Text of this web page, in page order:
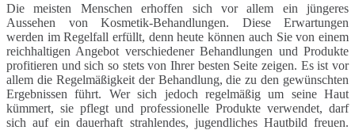
Die meisten Menschen erhoffen sich vor allem ein jüngeres
Aussehen von Kosmetik-Behandlungen. Diese Erwartungen
werden im Regelfall erfüllt, denn heute können auch Sie von einem
reichhaltigen Angebot verschiedener Behandlungen und Produkte
profitieren und sich so stets von Ihrer besten Seite zeigen. Es ist vor
allem die Regelmäßigkeit der Behandlung, die zu den gewünschten
Ergebnissen führt. Wer sich jedoch regelmäßig um seine Haut
kümmert, sie pflegt und professionelle Produkte verwendet, darf
sich auf ein dauerhaft strahlendes, jugendliches Hautbild freuen.